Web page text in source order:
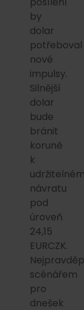
by
dolar
potřeboval
nové
impulsy.
Silnější
dolar
bude
bránit
koruně
k
návratu
pod
úroveň
24,15
EURCZK.
scénářem
pro
dnešek